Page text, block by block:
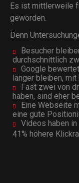
Es ist mittlerweile
geworden.
Denn
Besucher
durchschnittlich
Google
länger bleiben, mit
Fast zwei von
haben, sind eher
Eine Webseite
eine gute
Videos haben
41% höhere